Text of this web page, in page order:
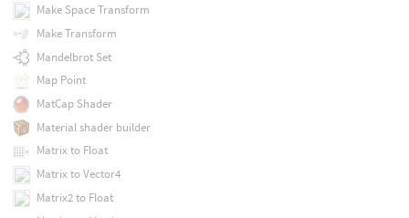
Make Space Transform
Make Transform
Mandelbrot Set
Map Point
MatCap Shader
Material shader builder
Matrix to Float
Matrix to Vector4
Matrix2 to Float